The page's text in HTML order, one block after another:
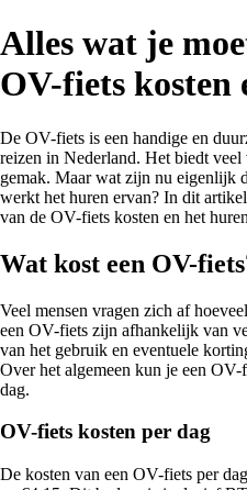
Alles wat je
OV-fiets kosten
De OV-fiets is een handige en
reizen in Nederland. Het biedt
gemak. Maar wat zijn nu eigenlijk
werkt het huren ervan? In dit
van de OV-fiets kosten en het
Wat kost een OV-
Veel mensen vragen zich af
een OV-fiets zijn afhankelijk van
van het gebruik en eventuele
Over het algemeen kun je een
dag.
OV-fiets kosten per dag
De kosten van een OV-fiets per